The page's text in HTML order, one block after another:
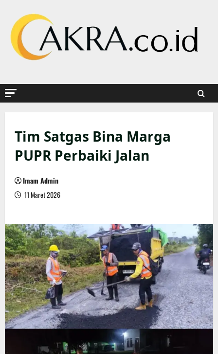
content
Tim Satgas Bina Marga
PUPR Perbaiki Jalan
Imam Admin
11 Maret 2026